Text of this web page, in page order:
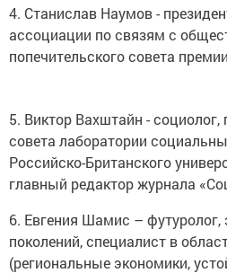
4. Станислав Наумов -
ассоциации по связям с
попечительского совета
5. Виктор Вахштайн - социолог,
совета лаборатории
Российско-Британского
главный редактор журнала
6. Евгения Шамис – футуролог,
поколений, специалист в
(региональные экономики,